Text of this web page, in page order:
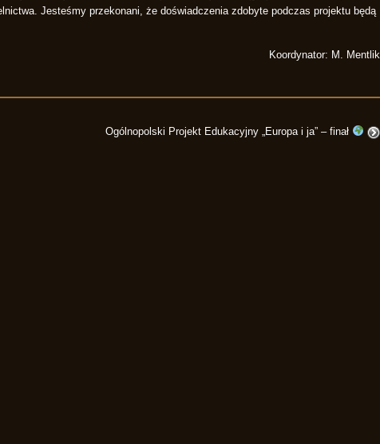
Jesteśmy przekonani, że doświadczenia zdobyte podczas projektu będą
Koordynator: M. Mentlik
Ogólnopolski Projekt Edukacyjny „Europa i ja” – finał